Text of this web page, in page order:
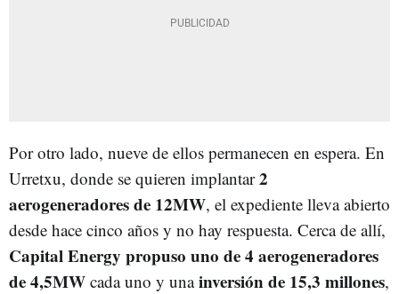
Por otro lado, nueve de ellos permanecen en espera. En
Urretxu, donde se quieren implantar2
aerogeneradores de 12MW, el expediente lleva abierto
desde hace cinco años y no hay respuesta. Cerca de allí,
Capital Energy propuso uno de 4 aerogeneradores
de 4,5MW cada uno y unainversión de 15,3 millones,